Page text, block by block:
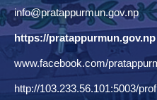
info@pratappurmun.gov.np
https://pratappurmun.gov.np
www.facebook.com/
http://103.233.56.101:5003/